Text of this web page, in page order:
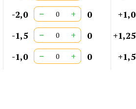
-2,0
− +
0
-1,5
− +
0
-1,0
− + 0
+1,0
+1,25
+1,5